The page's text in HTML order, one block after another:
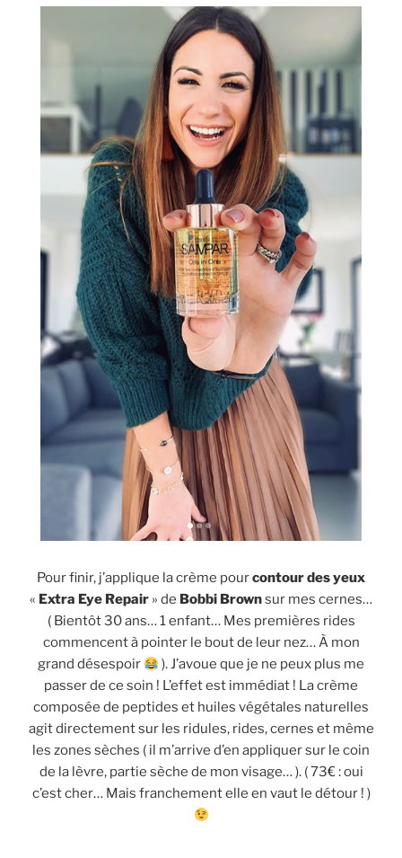
Pour finir, j’applique la crème pourcontour des yeux
« Extra Eye Repair » de Bobbi Brownsur mes cernes…
( Bientôt 30 ans… 1 enfant… Mes premières rides
commencent à pointer le bout de leur nez… À mon
grand désespoir
). J’avoue que je ne peux plus me
passer de ce soin ! L’effet est immédiat ! La crème
composée de peptides et huiles végétales naturelles
agit directement sur les ridules, rides, cernes et même
les zones sèches ( il m’arrive d’en appliquer sur le coin
de la lèvre, partie sèche de mon visage… ). ( 73€ : oui
c’est cher… Mais franchement elle en vaut le détour ! )